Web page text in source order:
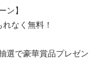
ン】
なく無料！
選で豪華賞品プレゼン